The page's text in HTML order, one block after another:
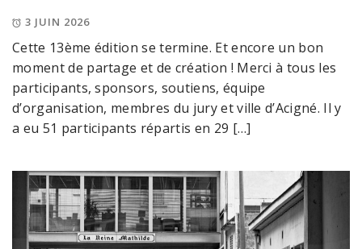
3 JUIN 2026
Cette 13ème édition se termine. Et encore un bon
moment de partage et de création ! Merci à tous les
participants, sponsors, soutiens, équipe
d’organisation, membres du jury et ville d’Acigné. Il y
a eu 51 participants répartis en 29 […]